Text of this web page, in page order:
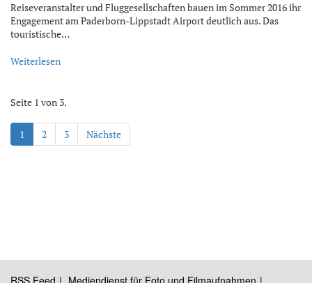
Reiseveranstalter und Fluggesellschaften bauen im Sommer 2016 ihr
Engagement am Paderborn-Lippstadt Airport deutlich aus. Das
touristische…
Weiterlesen
Seite 1 von 3.
1 2 3 Nächste